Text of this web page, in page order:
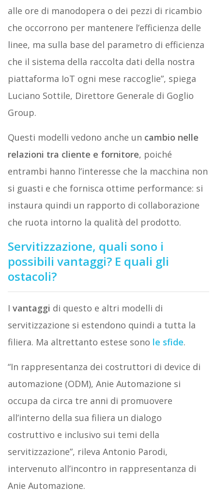
alle ore di manodopera o dei pezzi di ricambio
che occorrono per mantenere l’efficienza delle
linee, ma sulla base del parametro di efficienza
che il sistema della raccolta dati della nostra
piattaforma IoT ogni mese raccoglie”, spiega
Luciano Sottile, Direttore Generale di Goglio
Group.
Questi modelli vedono anche un cambio nelle
relazioni tra cliente e fornitore, poiché
entrambi hanno l’interesse che la macchina non
si guasti e che fornisca ottime performance: si
instaura quindi un rapporto di collaborazione
che ruota intorno la qualità del prodotto.
Servitizzazione, quali sono i
possibili vantaggi? E quali gli
ostacoli?
I vantaggi di questo e altri modelli di
servitizzazione si estendono quindi a tutta la
filiera. Ma altrettanto estese sono le sfide.
“In rappresentanza dei costruttori di device di
automazione (ODM), Anie Automazione si
occupa da circa tre anni di promuovere
all’interno della sua filiera un dialogo
costruttivo e inclusivo sui temi della
servitizzazione”, rileva Antonio Parodi,
intervenuto all’incontro in rappresentanza di
Anie Automazione.